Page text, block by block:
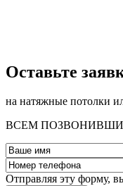
­Оставьте
на натяжные потолки
ВСЕМ
Отправляя эту форму,